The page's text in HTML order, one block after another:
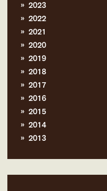
2023
2022
2021
2020
2019
2018
2017
2016
2015
2014
2013